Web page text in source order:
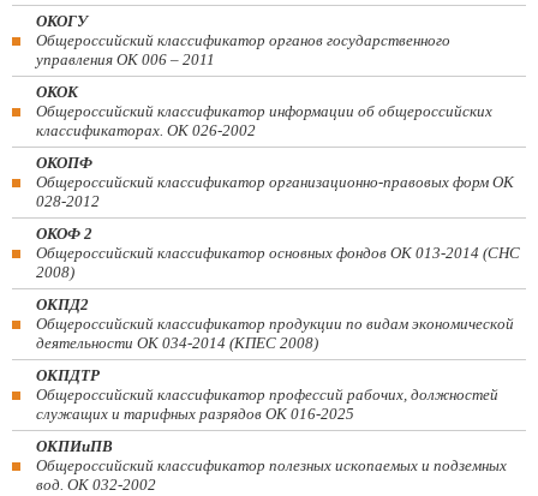
ОКОГУ
Общероссийский классификатор органов государственного
управления ОК 006 – 2011
ОКОК
Общероссийский классификатор информации об общероссийских
классификаторах. ОК 026-2002
ОКОПФ
Общероссийский классификатор организационно-правовых форм ОК
028-2012
ОКОФ 2
Общероссийский классификатор основных фондов ОК 013-2014 (СНС
2008)
ОКПД2
Общероссийский классификатор продукции по видам экономической
деятельности ОК 034-2014 (КПЕС 2008)
ОКПДТР
Общероссийский классификатор профессий рабочих, должностей
служащих и тарифных разрядов ОК 016-2025
ОКПИиПВ
Общероссийский классификатор полезных ископаемых и подземных
вод. ОК 032-2002